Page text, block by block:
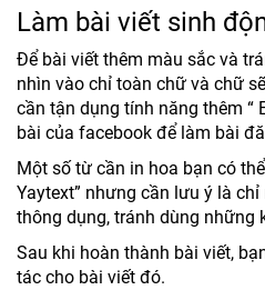
Làm bài viết sinh
Để bài viết thêm màu sắc và
nhìn vào chỉ toàn chữ và chữ
cần tận dụng tính năng thêm “
bài của facebook để làm bài
Một số từ cần in hoa bạn có
Yaytext” nhưng cần lưu ý là
thông dụng, tránh dùng những
Sau khi hoàn thành bài viết,
tác cho bài viết đó.